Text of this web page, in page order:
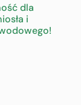
dla
i